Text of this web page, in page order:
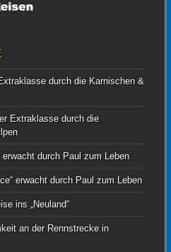
durch die Karnischen &
Extraklasse durch die
erwacht durch Paul zum Leben
erwacht durch Paul zum Leben
ins „Neuland“
an der Rennstrecke in